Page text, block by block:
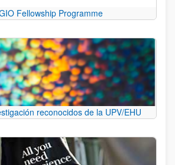
Fellowship Programme
reconocidos de la UPV/EHU